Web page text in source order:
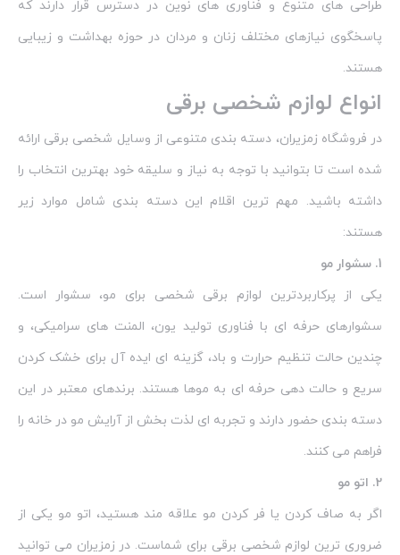
طراحی‌ های متنوع و فناوری‌ های نوین در دسترس قرار دارند که
پاسخگوی نیازهای مختلف زنان و مردان در حوزه بهداشت و زیبایی
هستند.
انواع لوازم شخصی برقی
در فروشگاه زمزیران، دسته‌ بندی متنوعی از وسایل شخصی برقی ارائه
شده است تا بتوانید با توجه به نیاز و سلیقه خود بهترین انتخاب را
داشته باشید. مهم‌ ترین اقلام این دسته‌ بندی شامل موارد زیر
هستند:
1. سشوار مو
یکی از پرکاربردترین لوازم برقی شخصی برای مو، سشوار است.
سشوارهای حرفه‌ ای با فناوری تولید یون، المنت‌ های سرامیکی، و
چندین حالت تنظیم حرارت و باد، گزینه‌ ای ایده‌ آل برای خشک‌ کردن
سریع و حالت‌ دهی حرفه‌ ای به موها هستند. برندهای معتبر در این
دسته‌ بندی حضور دارند و تجربه‌ ای لذت‌ بخش از آرایش مو در خانه را
فراهم می‌ کنند.
2. اتو مو
اگر به صاف‌ کردن یا فر کردن مو علاقه‌ مند هستید، اتو مو یکی از
ضروری‌ ترین لوازم شخصی برقی برای شماست. در زمزیران می‌ توانید